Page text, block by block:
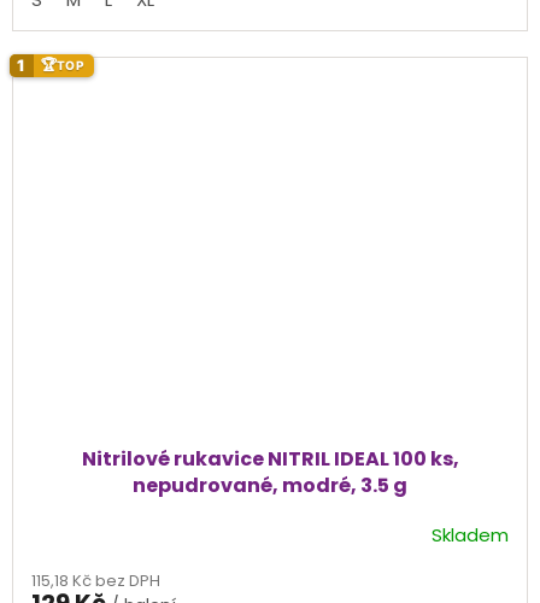
hvězdiček.
Nitrilové rukavice NITRIL IDEAL 100 ks,
nepudrované, modré, 3.5 g
produktu
Skladem
115,18 Kč bez DPH
1 🏆TOP